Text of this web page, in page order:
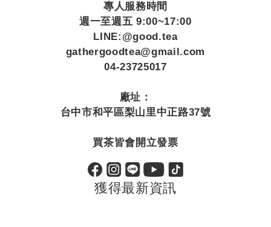
專人服務時間
週一至週五 9:00~17:00
LINE:@good.tea
gathergoodtea@gmail.com
04-23725017
廠址：
台中市和平區梨山里中正路37號
買茶皆會開立發票
獲得最新資訊